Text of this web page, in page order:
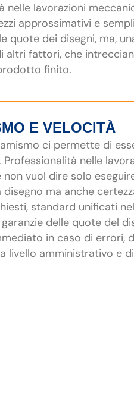
nelle lavorazioni
approssimativi e
quote dei disegni, ma,
altri fattori, che
finito.
E VELOCITÀ
ci permette di
nelle
non vuol dire solo
ma anche
standard unificati
delle quote del
in caso di errori,
livello amministrativo e